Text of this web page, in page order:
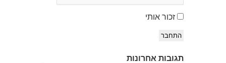
זכור אותי
התחבר
תגובות אחרונות